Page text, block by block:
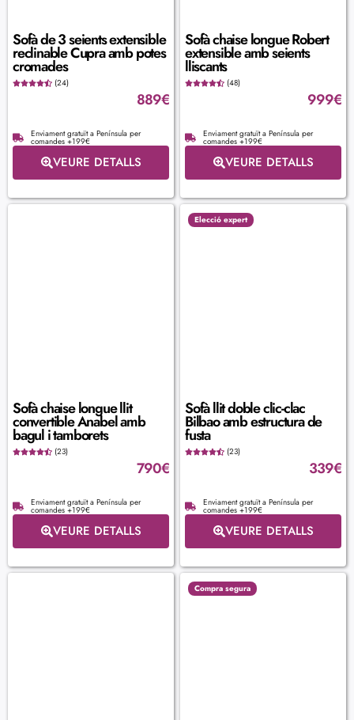
Sofà de 3 seients extensible
reclinable Cupra amb potes
cromades
(24)
889€
Enviament gratuït a Península per
comandes +199€
VEURE DETALLS
Sofà chaise longue Robert
extensible amb seients
lliscants
(48)
999€
Enviament gratuït a Península per
comandes +199€
VEURE DETALLS
Sofà chaise longue llit
convertible Anabel amb
bagul i tamborets
(23)
790€
Enviament gratuït a Península per
comandes +199€
VEURE DETALLS
Elecció expert
Sofà llit doble clic-clac
Bilbao amb estructura de
fusta
(23)
339€
Enviament gratuït a Península per
comandes +199€
VEURE DETALLS
Compra segura